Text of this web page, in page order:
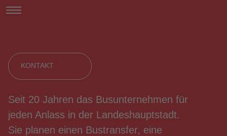
KONTAKT
Seit 20 Jahren das Busunternehmen für
jeden Anlass in der Landeshauptstadt.
Sie planen einen Bustransfer, eine